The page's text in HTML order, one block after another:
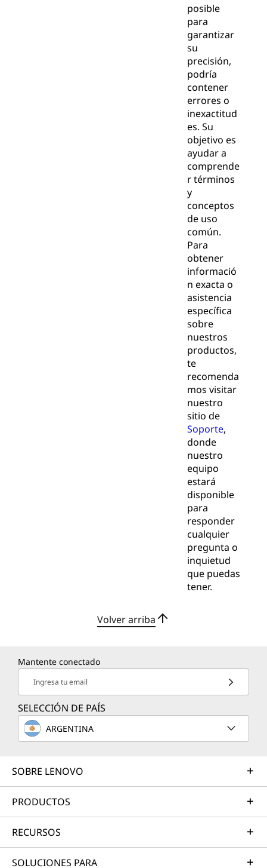
posible
para
garantizar
su
precisión,
podría
contener
errores o
inexactitud
es. Su
objetivo es
ayudar a
comprende
r términos
y
conceptos
de uso
común.
Para
obtener
informació
n exacta o
asistencia
específica
sobre
nuestros
productos,
te
recomenda
mos visitar
nuestro
sitio de
Soporte,
donde
nuestro
equipo
estará
disponible
para
responder
cualquier
pregunta o
inquietud
que puedas
tener.
Volver arriba
Mantente conectado
Ingresa tu email
SELECCIÓN DE PAÍS
ARGENTINA
SOBRE LENOVO
PRODUCTOS
RECURSOS
SOLUCIONES PARA